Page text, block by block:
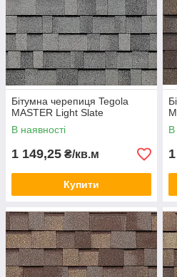
MASTER Terracotta
MASTER Leather
Бітумна черепиця Tegola
MASTER Light Slate
В наявності
1 149,25 ₴/кв.м
Купити
В